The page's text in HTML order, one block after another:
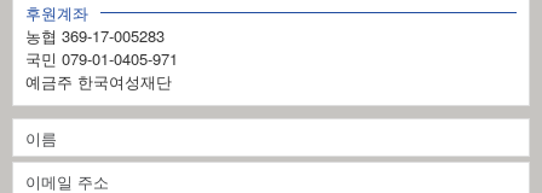
후원계좌
농협 369-17-005283
국민 079-01-0405-971
예금주 한국여성재단